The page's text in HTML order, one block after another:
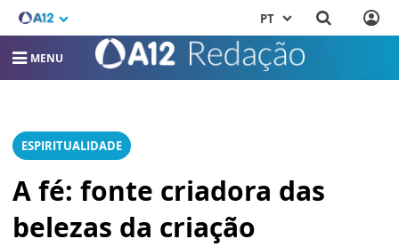
PT
MENU
ESPIRITUALIDADE
A fé: fonte criadora das
belezas da criação